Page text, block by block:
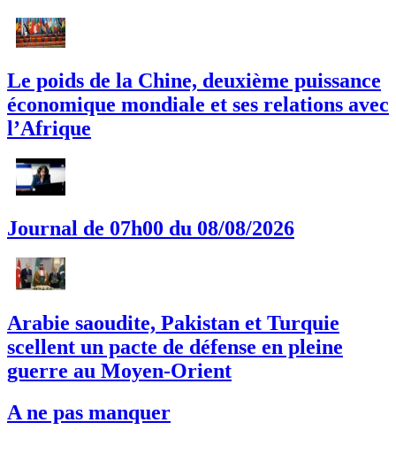
Le poids de la Chine, deuxième puissance
économique mondiale et ses relations avec
l’Afrique
Journal de 07h00 du 08/08/2026
Arabie saoudite, Pakistan et Turquie
scellent un pacte de défense en pleine
guerre au Moyen-Orient
A ne pas manquer